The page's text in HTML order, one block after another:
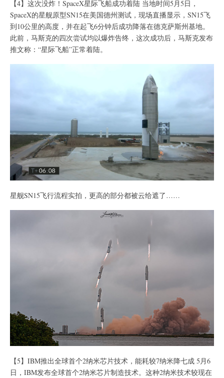
【4】这次没炸！SpaceX星际飞船成功着陆 当地时间5月5日，
SpaceX的星舰原型SN15在美国德州测试，现场直播显示，SN15飞
到10公里的高度，并在起飞6分钟后成功降落在德克萨斯州基地。
此前，马斯克的四次尝试均以爆炸告终，这次成功后，马斯克发布
推文称：“星际飞船”正常着陆。
星舰SN15飞行流程实拍，更高的部分都被云给遮了……
【5】IBM推出全球首个2纳米芯片技术，能耗较7纳米降七成 5月6
日，IBM发布全球首个2纳米芯片制造技术。这种2纳米技术较现在